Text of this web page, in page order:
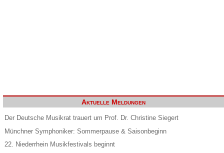
Aktuelle Meldungen
Der Deutsche Musikrat trauert um Prof. Dr. Christine Siegert
Münchner Symphoniker: Sommerpause & Saisonbeginn
22. Niederrhein Musikfestivals beginnt